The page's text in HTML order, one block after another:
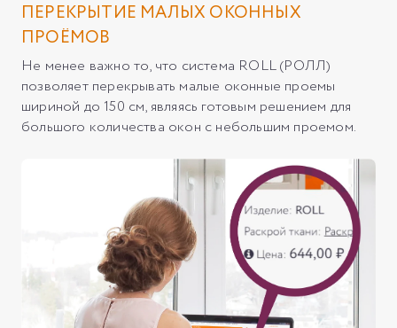
ПЕРЕКРЫТИЕ МАЛЫХ ОКОННЫХ
ПРОЁМОВ
Не менее важно то, что система ROLL (РОЛЛ)
позволяет перекрывать малые оконные проемы
шириной до 150 см, являясь готовым решением для
большого количества окон с небольшим проемом.